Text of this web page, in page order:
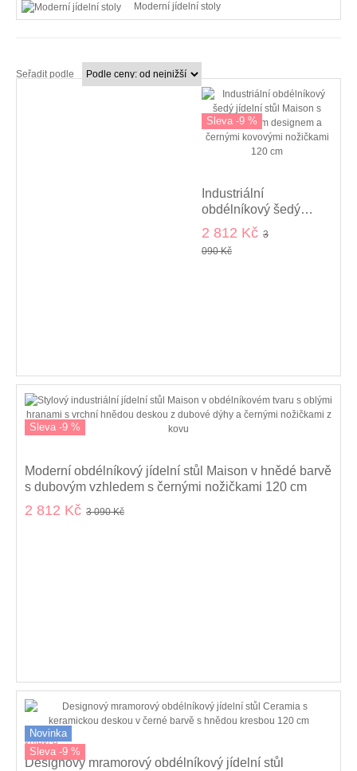
Moderní jídelní stoly
Seřadit podle
Sleva -9 %
Industriální
obdélníkový šedý
jídelní stůl Maison s
mramorovým
designem a černými
2 812 Kč 3
090 Kč
Sleva -9 %
Moderní obdélníkový jídelní stůl Maison v hnědé barvě
s dubovým vzhledem s černými nožičkami 120 cm
2 812 Kč 3 090 Kč
Novinka
Sleva -9 %
kolekce
Designový mramorový obdélníkový jídelní stůl